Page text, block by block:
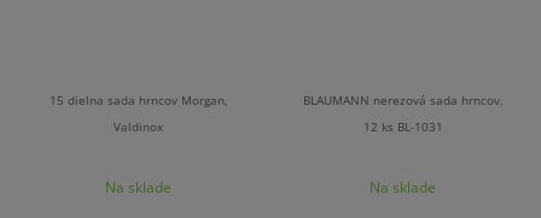
15 dielna sada hrncov Morgan,
Valdinox
Na sklade
BLAUMANN nerezová sada hrncov,
12 ks BL-1031
Na sklade